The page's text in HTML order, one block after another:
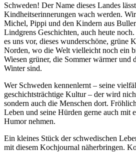
Schweden! Der Name dieses Landes
Kindheitserinnerungen wach werden.
Michel, Pippi und den Kindern aus
Lindgrens Geschichten, auch heute
es uns vor, dieses wunderschöne, grüne
Norden, wo die Welt vielleicht noch ein
Wiesen grüner, die Sommer wärmer und
Winter sind.
Wer Schweden kennenlernt – seine
geschichtsträchtige Kultur – der wird
sondern auch die Menschen dort.
Leben und seine Hürden gerne auch mit
Humor nehmen.
Ein kleines Stück der schwedischen
mit diesem Kochjournal näherbringen.